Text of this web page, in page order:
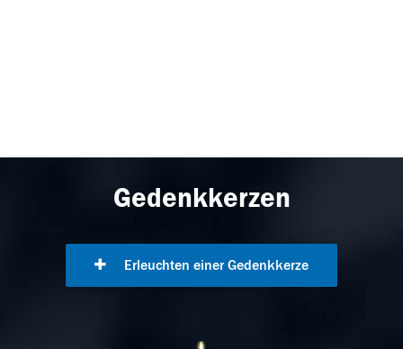
Gedenkkerzen
Erleuchten einer Gedenkkerze